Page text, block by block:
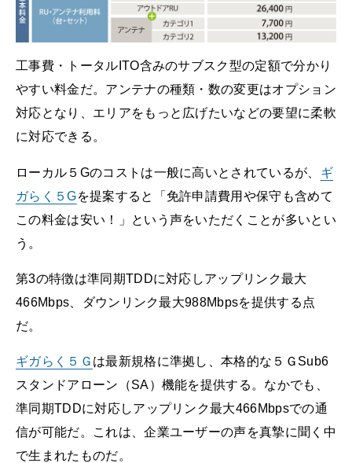
工事費・トータルITO含みのサブスク型の定額で分かり
やすい料金だ。アンテナの種類・数の変更はオプション
対応となり、エリアをもっと広げたいなどの要望に柔軟
に対応できる。
ローカル５Gのコストは一般に高いとされているが、 ギ
ガらく５Gを提案すると「免許申請費用や保守も含めて
この料金は安い！」という声をいただくことが多いとい
う。
第3の特徴は準同期TDDに対応しアップリンク最大
466Mbps、ダウンリンク最大988Mbpsを提供する点
だ。
ギガらく５Ｇ は最新規格に準拠し、本格的な５ＧSub6
スタンドアローン（SA）機能を提供する。なかでも、
準同期TDDに対応しアップリンク最大466Mbpsでの通
信が可能だ。これは、企業ユーザーの声を真摯に聞く中
で生まれたものだ。